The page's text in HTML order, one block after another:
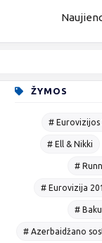
ŽYMOS
# Eurovizijos
# Ell & Nikki
#
# Eurovizija
#
# Azerbaidžano